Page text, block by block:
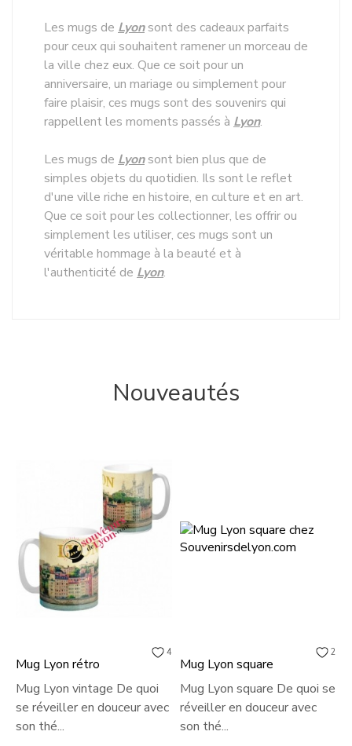
Les mugs de Lyonsont des cadeaux parfaits
pour ceux qui souhaitent ramener un morceau de
la ville chez eux. Que ce soit pour un
anniversaire, un mariage ou simplement pour
faire plaisir, ces mugs sont des souvenirs qui
rappellent les moments passés à Lyon.
Les mugs de Lyonsont bien plus que de
simples objets du quotidien. Ils sont le reflet
d'une ville riche en histoire, en culture et en art.
Que ce soit pour les collectionner, les offrir ou
simplement les utiliser, ces mugs sont un
véritable hommage à la beauté et à
l'authenticité de Lyon.
Nouveautés
4
Mug Lyon rétro
Mug Lyon vintage De quoi
se réveiller en douceur avec
son thé...
2
Mug Lyon square
Mug Lyon square De quoi se
réveiller en douceur avec
son thé...